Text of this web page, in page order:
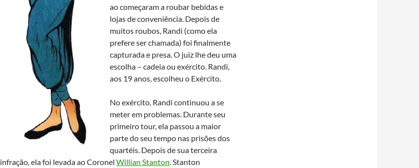
ao começaram a roubar bebidas e
lojas de conveniência. Depois de
muitos roubos, Randi (como ela
prefere ser chamada) foi finalmente
capturada e presa. O juiz lhe deu uma
escolha – cadeia ou exército. Randi,
aos 19 anos, escolheu o Exército.
No exército, Randi continuou a se
meter em problemas. Durante seu
primeiro tour, ela passou a maior
parte do seu tempo nas prisões dos
quartéis. Depois de sua terceira
infração, ela foi levada ao Coronel Willian Stanton. Stanton